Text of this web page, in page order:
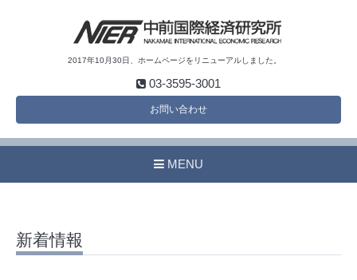
2017年10月30日、ホームページをリニューアルしました。
03-3595-3001
お問い合わせ
MENU
新着情報